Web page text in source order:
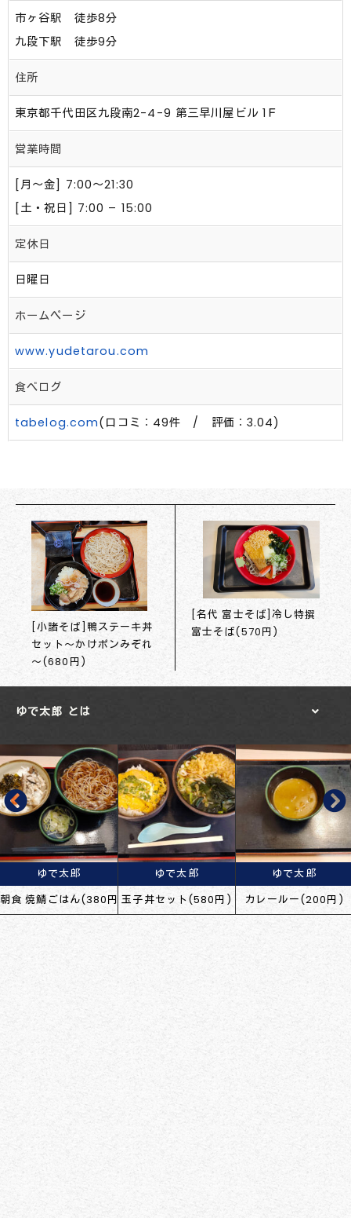
市ヶ谷駅 徒歩8分
九段下駅 徒歩9分
住所
東京都千代田区九段南2-4-9 第三早川屋ビル 1Ｆ
営業時間
[月～金] 7:00～21:30
[土・祝日] 7:00 – 15:00
定休日
日曜日
ホームページ
www.yudetarou.com
食べログ
tabelog.com(口コミ：49件 / 評価：3.04)
[小諸そば]鴨ステーキ丼
セット～かけポンみぞれ
～(680円)
[名代 富士そば]冷し特撰
富士そば(570円)
ゆで太郎 とは
ゆで太郎
朝食 焼鯖ごはん(380円)
ゆで太郎
玉子丼セット(580円)
ゆで太郎
カレールー(200円)